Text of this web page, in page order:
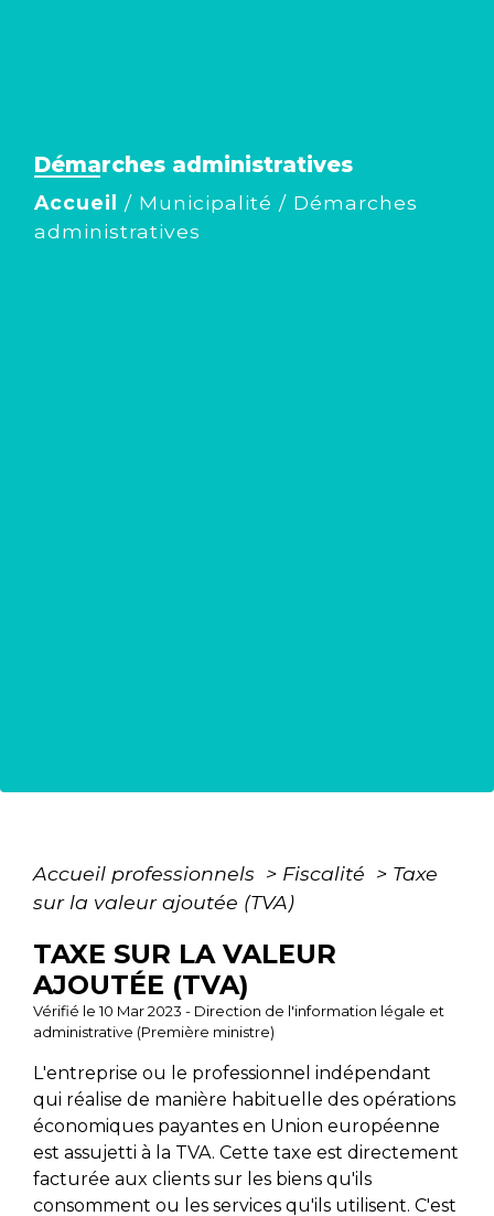
Démarches administratives
Accueil / Municipalité / Démarches
administratives
Accueil professionnels > Fiscalité > Taxe
sur la valeur ajoutée (TVA)
TAXE SUR LA VALEUR
AJOUTÉE (TVA)
Vérifié le 10 Mar 2023 - Direction de l'information légale et
administrative (Première ministre)
L'entreprise ou le professionnel indépendant
qui réalise de manière habituelle des opérations
économiques payantes en Union européenne
est assujetti à la TVA. Cette taxe est directement
facturée aux clients sur les biens qu'ils
consomment ou les services qu'ils utilisent. C'est